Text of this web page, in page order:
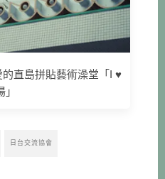
直島拼貼藝術澡堂「I ♥
」
日台交流協會